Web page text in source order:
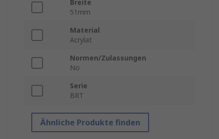
Breite
51mm
Material
Acrylat
Normen/Zulassungen
No
Serie
BRT
Ähnliche Produkte finden